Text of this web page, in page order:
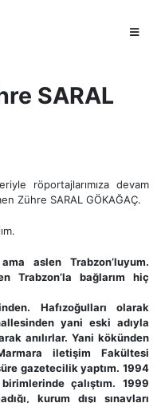
SARAL
röportajlarımıza devam
Zühre SARAL GÖKAĞAÇ.
aslen Trabzon’luyum.
Trabzon’la bağlarım hiç
Hafızoğulları olarak
yani eski adıyla
anılırlar. Yani kökünden
iletişim Fakültesi
gazetecilik yaptım. 1994
çalıştım. 1999
kurum dışı sınavları